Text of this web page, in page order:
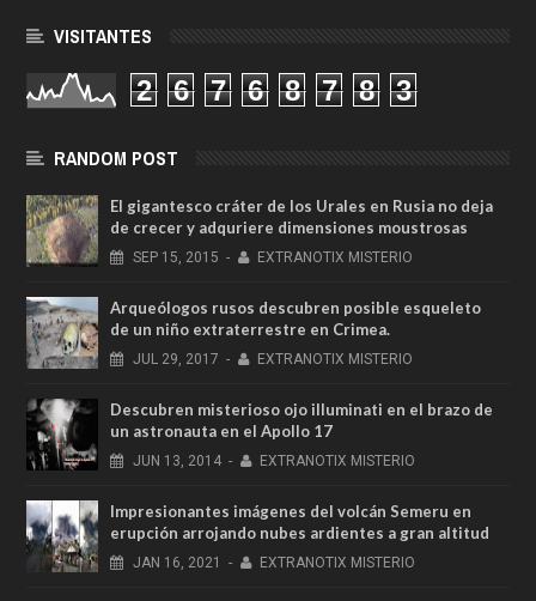
VISITANTES
2 6 7 6 8 7 8 3
RANDOM POST
El gigantesco cráter de los Urales en Rusia no deja
de crecer y adquriere dimensiones moustrosas
SEP 15, 2015 - EXTRANOTIX MISTERIO
Arqueólogos rusos descubren posible esqueleto
de un niño extraterrestre en Crimea.
JUL 29, 2017 - EXTRANOTIX MISTERIO
Descubren misterioso ojo illuminati en el brazo de
un astronauta en el Apollo 17
JUN 13, 2014 - EXTRANOTIX MISTERIO
Impresionantes imágenes del volcán Semeru en
erupción arrojando nubes ardientes a gran altitud
JAN 16, 2021 - EXTRANOTIX MISTERIO